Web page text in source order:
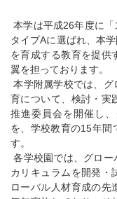
本学は平成26年度に
タイプAに選ばれ、本
を育成する教育を提供
翼を担っております。
本学附属学校では、
育について、検討・実
推進委員会を開催し
を、学校教育の15年間
す。
各学校園では、グロ
カリキュラムを開発・
ローバル人材育成の先